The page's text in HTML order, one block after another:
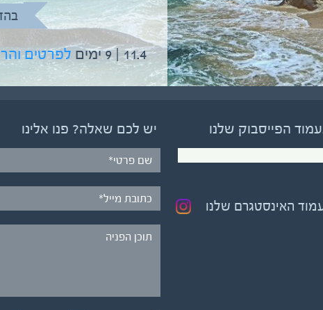
11.4 | 9 ימים לפרטים
בהדרכת גיל יניב
5.6 | 12 ימים לפרטים והרשמה
הפייסבוק שלנו
האינסטגרם שלנו
יש לכם שאלה? פנו אלינו